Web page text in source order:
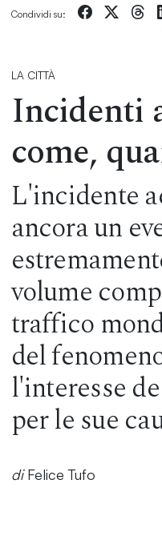
Condividi su:
LA CITTÀ
Incidenti
come,
L'incidente
ancora un
volume
traffico
del
l'interesse
per le sue
di Felice Tufo